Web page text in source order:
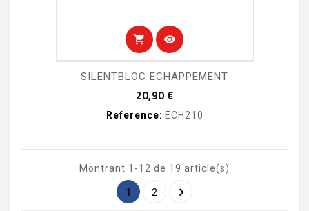
shopping_cart visibility
SILENTBLOC ECHAPPEMENT
20,90 €Prix
Reference: ECH210
Montrant 1-12 de 19 article(s)
1 2 